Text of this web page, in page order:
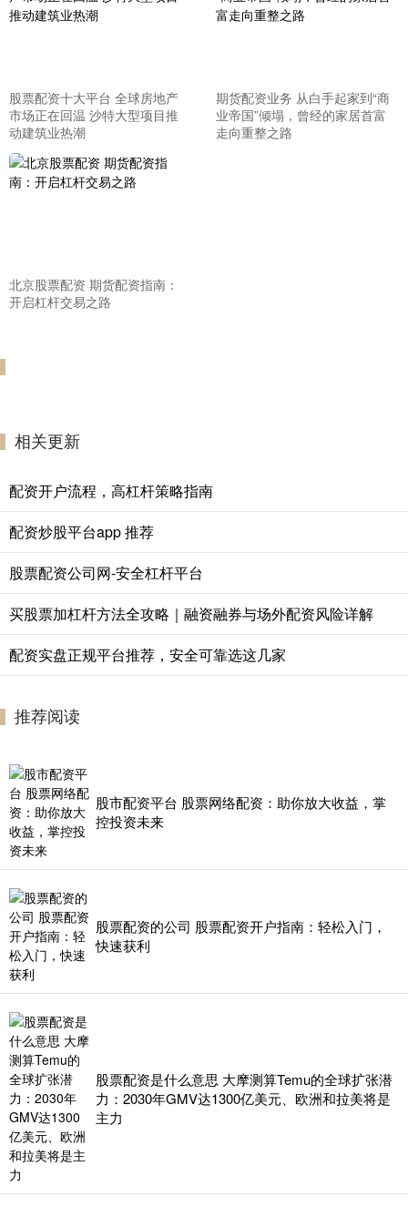
股票配资十大平台 全球房地产
市场正在回温 沙特大型项目推
动建筑业热潮
期货配资业务 从白手起家到“商
业帝国”倾塌，曾经的家居首富
走向重整之路
北京股票配资 期货配资指南：
开启杠杆交易之路
相关更新
配资开户流程，高杠杆策略指南
配资炒股平台app 推荐
股票配资公司网-安全杠杆平台
买股票加杠杆方法全攻略｜融资融券与场外配资风险详解
配资实盘正规平台推荐，安全可靠选这几家
推荐阅读
股市配资平台 股票网络配资：助你放大收益，掌
控投资未来
股票配资的公司 股票配资开户指南：轻松入门，
快速获利
股票配资是什么意思 大摩测算Temu的全球扩张潜
力：2030年GMV达1300亿美元、欧洲和拉美将是
主力